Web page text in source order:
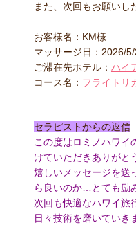
また、次回もお願いし
お客様名：KM様
マッサージ日：2026/
ご滞在先ホテル： ハイ
コース名： フライトリ
セラピストからの返信
この度はロミノハワイ
けていただきありがと
嬉しいメッセージを送
ら良いのか…とても励
次回も快適なハワイ旅
日々技術を磨いていき